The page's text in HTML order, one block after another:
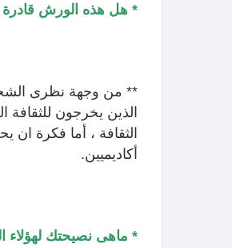
* هل هذه الورش قادرة
** من وجهة نظرى
الذين يخرجون
الثقافة ، أما فكرة
أكاديميين.
* ماهى نصيحتك لهؤلاء